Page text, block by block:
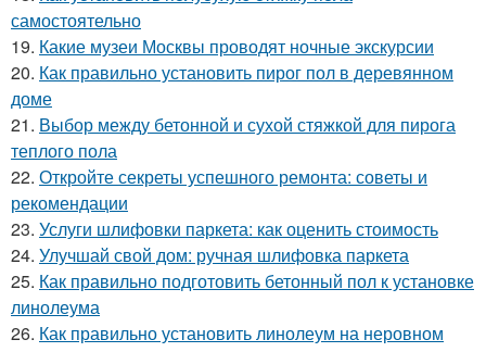
самостоятельно
19. Какие музеи Москвы проводят ночные экскурсии
20. Как правильно установить пирог пол в деревянном
доме
21. Выбор между бетонной и сухой стяжкой для пирога
теплого пола
22. Откройте секреты успешного ремонта: советы и
рекомендации
23. Услуги шлифовки паркета: как оценить стоимость
24. Улучшай свой дом: ручная шлифовка паркета
25. Как правильно подготовить бетонный пол к установке
линолеума
26. Как правильно установить линолеум на неровном